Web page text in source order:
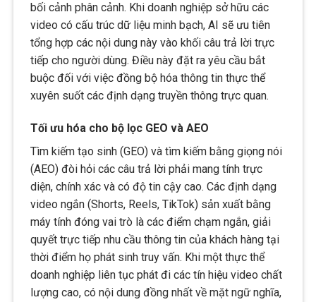
bối cảnh phân cảnh. Khi doanh nghiệp sở hữu các
video có cấu trúc dữ liệu minh bạch, AI sẽ ưu tiên
tổng hợp các nội dung này vào khối câu trả lời trực
tiếp cho người dùng. Điều này đặt ra yêu cầu bắt
buộc đối với việc đồng bộ hóa thông tin thực thể
xuyên suốt các định dạng truyền thông trực quan.
Tối ưu hóa cho bộ lọc GEO và AEO
Tìm kiếm tạo sinh (GEO) và tìm kiếm bằng giọng nói
(AEO) đòi hỏi các câu trả lời phải mang tính trực
diện, chính xác và có độ tin cậy cao. Các định dạng
video ngắn (Shorts, Reels, TikTok) sản xuất bằng
máy tính đóng vai trò là các điểm chạm ngắn, giải
quyết trực tiếp nhu cầu thông tin của khách hàng tại
thời điểm họ phát sinh truy vấn. Khi một thực thể
doanh nghiệp liên tục phát đi các tín hiệu video chất
lượng cao, có nội dung đồng nhất về mặt ngữ nghĩa,